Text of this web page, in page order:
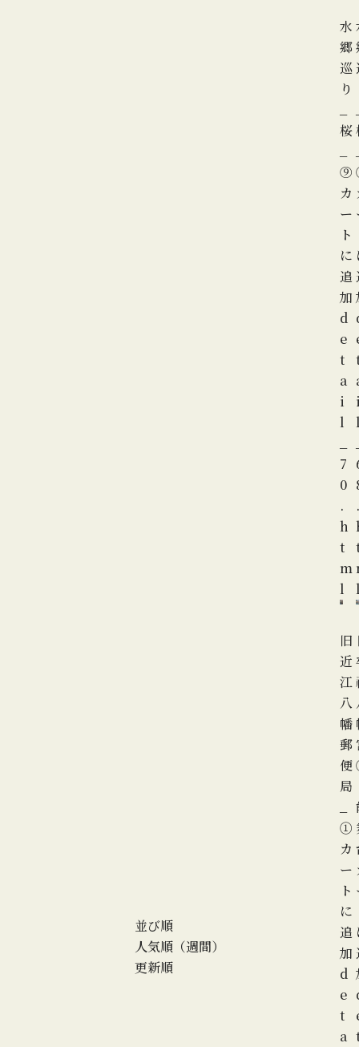
並び順
人気順（週間）
更新順
水
郷
巡
り
桜
⑨
カ
ー
ト
に
追
加
d
e
t
a
i
l
7
0
.
h
t
m
l
.
旧
近
江
八
幡
郵
便
局
①
カ
ー
ト
に
追
加
d
e
t
a